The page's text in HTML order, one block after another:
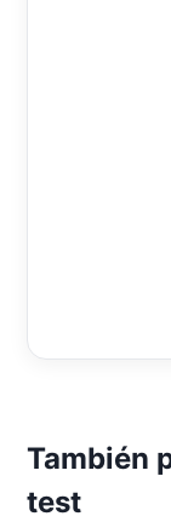
También
test